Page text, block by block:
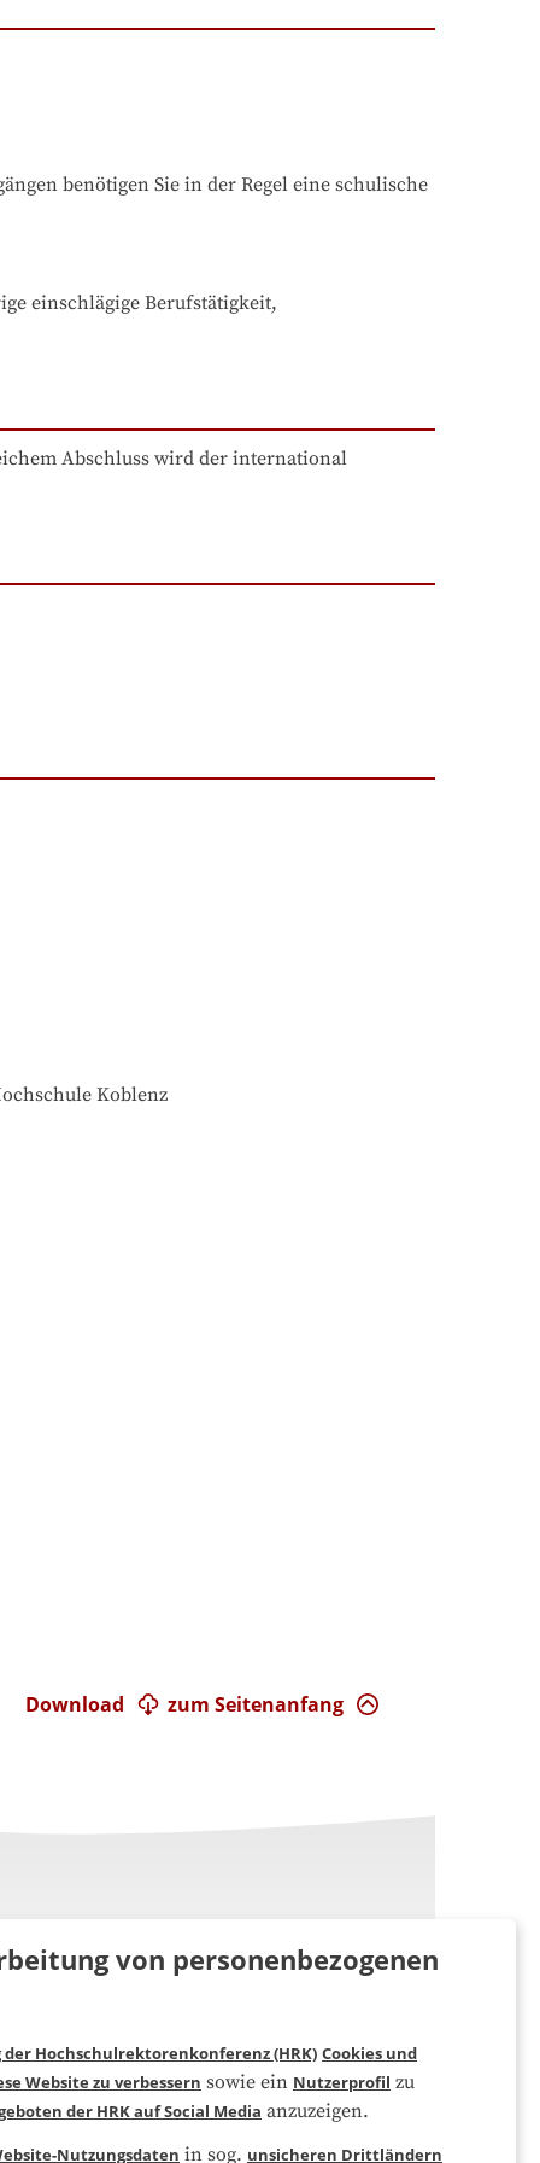
benötigen Sie in der Regel eine schulische
einschlägige Berufstätigkeit,
Abschluss wird der international
zum Seitenanfang
Download
Folgen Sie uns
von personenbezogenen
Hochschulrektorenkonferenz (HRK) Cookies und
Website zu verbessern sowie ein Nutzerprofil zu
der HRK auf Social Media anzuzeigen.
Nutzungsdaten in sog. unsicheren Drittländern